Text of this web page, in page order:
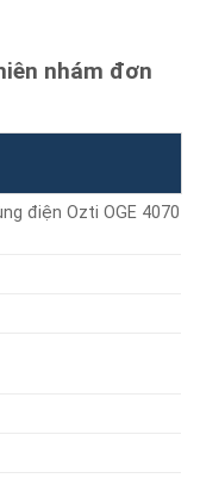
nhám đơn
điện Ozti OGE 4070